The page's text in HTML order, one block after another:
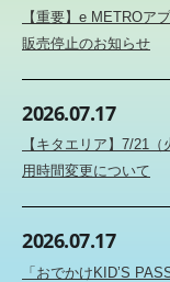
【重要】e METROア
販売停止のお知らせ
2026.07.17
【キタエリア】7/21
用時間変更について
2026.07.17
「おでかけKID’S